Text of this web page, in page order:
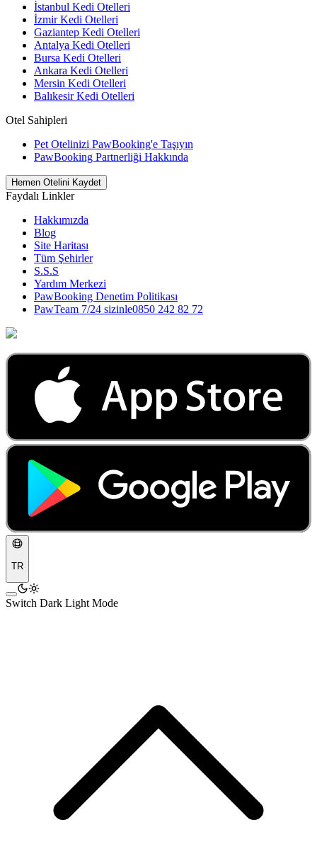
İstanbul Kedi Otelleri
İzmir Kedi Otelleri
Gaziantep Kedi Otelleri
Antalya Kedi Otelleri
Bursa Kedi Otelleri
Ankara Kedi Otelleri
Mersin Kedi Otelleri
Balıkesir Kedi Otelleri
Otel Sahipleri
Pet Otelinizi PawBooking'e Taşıyın
PawBooking Partnerliği Hakkında
Hemen Otelini Kaydet
Faydalı Linkler
Hakkımızda
Blog
Site Haritası
Tüm Şehirler
S.S.S
Yardım Merkezi
PawBooking Denetim Politikası
PawTeam 7/24 sizinle0850 242 82 72
TR
Switch Dark Light Mode